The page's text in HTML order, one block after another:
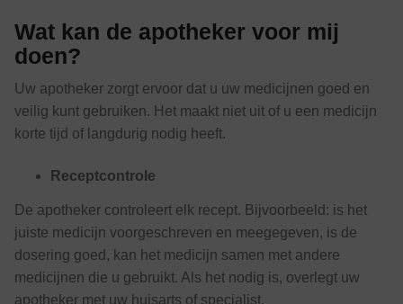
Wat kan de apotheker voor mij
doen?
Uw apotheker zorgt ervoor dat u uw medicijnen goed en
veilig kunt gebruiken. Het maakt niet uit of u een medicijn
korte tijd of langdurig nodig heeft.
Receptcontrole
De apotheker controleert elk recept. Bijvoorbeeld: is het
juiste medicijn voorgeschreven en meegegeven, is de
dosering goed, kan het medicijn samen met andere
medicijnen die u gebruikt. Als het nodig is, overlegt uw
apotheker met uw huisarts of specialist.